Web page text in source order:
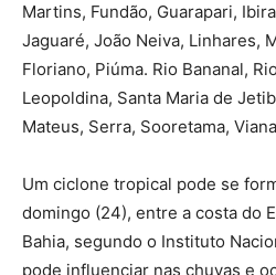
Martins, Fundão, Guarapari,
Jaguaré, João Neiva, Linhares,
Floriano, Piúma. Rio Bananal,
Leopoldina, Santa Maria de
Mateus, Serra, Sooretama,
Um ciclone tropical pode se
domingo (24), entre a costa do
Bahia, segundo o Instituto
pode influenciar nas chuvas e